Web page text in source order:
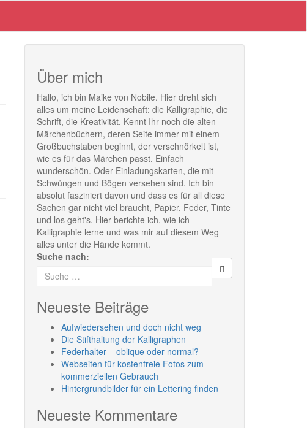
Über mich
Hallo, ich bin Maike von Nobile. Hier dreht sich
alles um meine Leidenschaft: die Kalligraphie, die
Schrift, die Kreativität. Kennt Ihr noch die alten
Märchenbüchern, deren Seite immer mit einem
Großbuchstaben beginnt, der verschnörkelt ist,
wie es für das Märchen passt. Einfach
wunderschön. Oder Einladungskarten, die mit
Schwüngen und Bögen versehen sind. Ich bin
absolut fasziniert davon und dass es für all diese
Sachen gar nicht viel braucht, Papier, Feder, Tinte
und los geht's. Hier berichte ich, wie ich
Kalligraphie lerne und was mir auf diesem Weg
alles unter die Hände kommt.
Suche nach:
Neueste Beiträge
Aufwiedersehen und doch nicht weg
Die Stifthaltung der Kalligraphen
Federhalter – oblique oder normal?
Webseiten für kostenfreie Fotos zum
kommerziellen Gebrauch
Hintergrundbilder für ein Lettering finden
Neueste Kommentare